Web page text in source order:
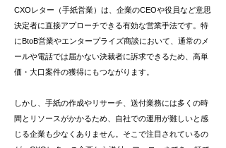
CXOレター（手紙営業）は、企業のCEOや役員など意思
決定者に直接アプローチできる有効な営業手法です。特
にBtoB営業やエンタープライズ商談において、通常のメ
ールや電話では届かない決裁者に訴求できるため、高単
価・大口案件の獲得にもつながります。
しかし、手紙の作成やリサーチ、送付業務には多くの時
間とリソースがかかるため、自社での運用が難しいと感
じる企業も少なくありません。そこで注目されているの